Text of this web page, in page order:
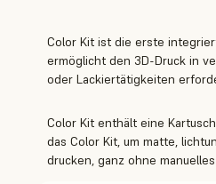
Color Kit ist die erste
ermöglicht den 3D-Druck in
oder Lackiertätigkeiten
Color Kit enthält eine
das Color Kit, um matte,
drucken, ganz ohne